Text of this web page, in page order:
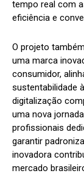
tempo real com
eficiência e
O projeto
uma marca
consumidor,
sustentabilidade
digitalização
uma nova
profissionais
garantir
inovadora
mercado